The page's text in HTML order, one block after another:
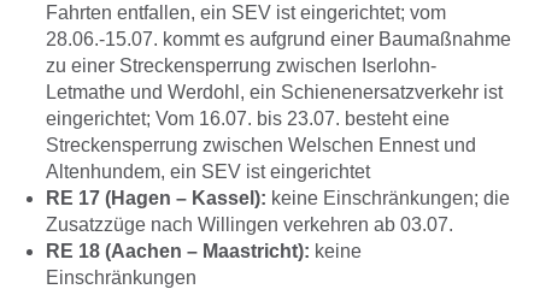
Fahrten entfallen, ein SEV ist eingerichtet; vom
28.06.-15.07. kommt es aufgrund einer Baumaßnahme
zu einer Streckensperrung zwischen Iserlohn-
Letmathe und Werdohl, ein Schienenersatzverkehr ist
eingerichtet; Vom 16.07. bis 23.07. besteht eine
Streckensperrung zwischen Welschen Ennest und
Altenhundem, ein SEV ist eingerichtet
RE 17 (Hagen – Kassel): keine Einschränkungen; die
Zusatzzüge nach Willingen verkehren ab 03.07.
RE 18 (Aachen – Maastricht): keine
Einschränkungen